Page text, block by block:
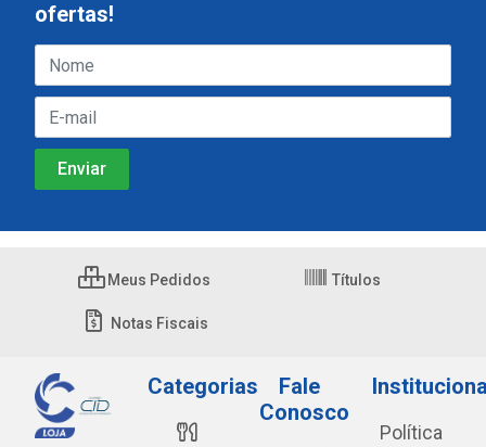
ofertas!
Meus Pedidos Títulos
Notas Fiscais
Categorias
Fale
Conosco
Política